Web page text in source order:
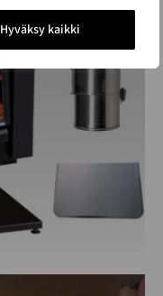
Hyväksy kaikki